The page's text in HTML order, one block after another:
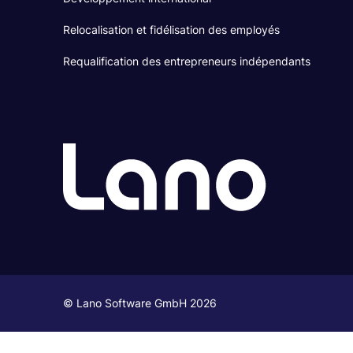
Relocalisation et fidélisation des employés
Requalification des entrepreneurs indépendants
© Lano Software GmbH 2026